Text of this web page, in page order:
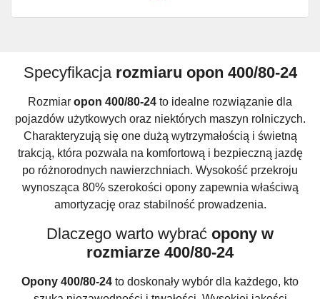
Specyfikacja rozmiaru opon 400/80-24
Rozmiar opon 400/80-24 to idealne rozwiązanie dla
pojazdów użytkowych oraz niektórych maszyn rolniczych.
Charakteryzują się one dużą wytrzymałością i świetną
trakcją, która pozwala na komfortową i bezpieczną jazdę
po różnorodnych nawierzchniach. Wysokość przekroju
wynosząca 80% szerokości opony zapewnia właściwą
amortyzację oraz stabilność prowadzenia.
Dlaczego warto wybrać opony w
rozmiarze 400/80-24
Opony 400/80-24 to doskonały wybór dla każdego, kto